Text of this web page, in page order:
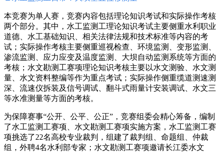
本竞赛为单人赛，竞赛内容包括理论知识考试和实际操作考核
两个部分。其中，水工监测工理论知识考试主要侧重水利职业
道德、水工基础知识、相关法律法规和技术标准等内容的考
试；实际操作考核主要侧重巡视检查、环境监测、变形监测、
渗流监测、应力应变及温度监测、大坝自动监测系统等方面的
考核；水文勘测工赛项理论知识考核主要以水文测验、水文测
量、水文资料整编等作为重点考试；实际操作侧重缆道测速测
深、流速仪拆装及信号调试、翻斗式雨量计安装调试、水文三
等水准测量等方面的考核。
为保障赛事“公开、公平、公正”，竞赛组委会精心筹备，编制
了水工监测工赛项、水文勘测工赛项实施方案，水工监测工赛
项挑选了22名高校专业裁判，组建了裁判组、命题组、仲裁
组，外聘4名水利部专家；水文勘测工赛项邀请长江委水文